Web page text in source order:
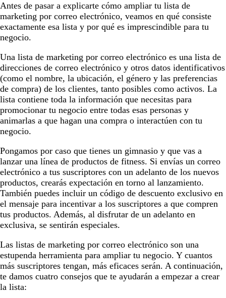
Antes de pasar a explicarte cómo ampliar tu lista de
marketing por correo electrónico, veamos en qué consiste
exactamente esa lista y por qué es imprescindible para tu
negocio.
Una lista de marketing por correo electrónico es una lista de
direcciones de correo electrónico y otros datos identificativos
(como el nombre, la ubicación, el género y las preferencias
de compra) de los clientes, tanto posibles como activos. La
lista contiene toda la información que necesitas para
promocionar tu negocio entre todas esas personas y
animarlas a que hagan una compra o interactúen con tu
negocio.
Pongamos por caso que tienes un gimnasio y que vas a
lanzar una línea de productos de fitness. Si envías un correo
electrónico a tus suscriptores con un adelanto de los nuevos
productos, crearás expectación en torno al lanzamiento.
También puedes incluir un código de descuento exclusivo en
el mensaje para incentivar a los suscriptores a que compren
tus productos. Además, al disfrutar de un adelanto en
exclusiva, se sentirán especiales.
Las listas de marketing por correo electrónico son una
estupenda herramienta para ampliar tu negocio. Y cuantos
más suscriptores tengan, más eficaces serán. A continuación,
te damos cuatro consejos que te ayudarán a empezar a crear
la lista: